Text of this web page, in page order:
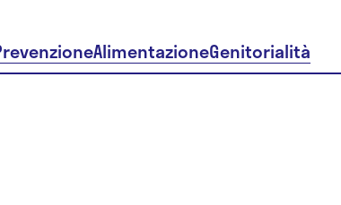
AlimentazioneGenitorialità